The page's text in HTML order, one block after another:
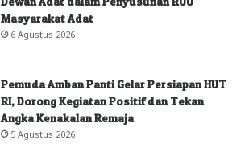
Masyarakat Adat
6 Agustus 2026
Pemuda Amban Panti Gelar Persiapan HUT
RI, Dorong Kegiatan Positif dan Tekan
Angka Kenakalan Remaja
5 Agustus 2026